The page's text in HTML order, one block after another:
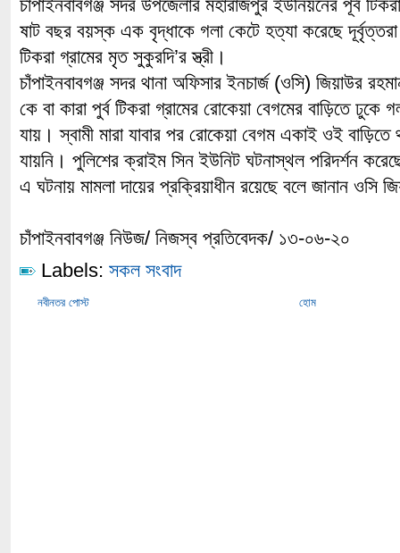
চাঁপাইনবাবগঞ্জ সদর উপজেলার মহারাজপুর ইউনিয়নের পূর্ব
ষাট বছর বয়স্ক এক বৃদ্ধাকে গলা কেটে হত্যা করেছে
টিকরা গ্রামের মৃত সুকুরদি’র স্ত্রী।
চাঁপাইনবাবগঞ্জ সদর থানা অফিসার ইনচার্জ (ওসি) জিয়াউর
কে বা কারা পুর্ব টিকরা গ্রামের রোকেয়া বেগমের বাড়িতে ঢুকে
যায়। স্বামী মারা যাবার পর রোকেয়া বেগম একাই ওই
যায়নি। পুলিশের ক্রাইম সিন ইউনিট ঘটনাস্থল পরিদর্শন
এ ঘটনায় মামলা দায়ের প্রক্রিয়াধীন রয়েছে বলে জানান ওসি
চাঁপাইনবাবগঞ্জ নিউজ/ নিজস্ব প্রতিবেদক/ ১৩-০৬-২০
Labels: সকল সংবাদ
নবীনতর পোস্ট হোম